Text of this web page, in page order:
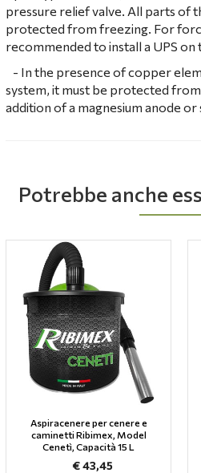
Potrebbe anche
Aspiracenere per cenere e
caminetti Ribimex, Model
Cenetì, Capacità 15 L
€ 43,45
pressure relief valve. All parts of
protected from freezing. For
recommended to install a UPS
- In the presence of copper
system, it must be protected
addition of a magnesium anode